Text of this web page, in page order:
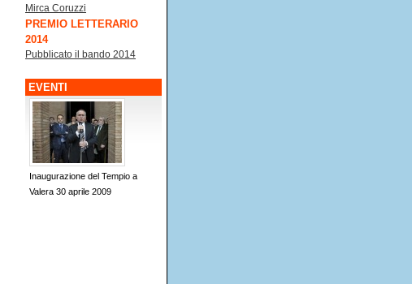
Mirca Coruzzi
PREMIO LETTERARIO
2014
Pubblicato il bando 2014
EVENTI
Inaugurazione del Tempio a
Valera 30 aprile 2009